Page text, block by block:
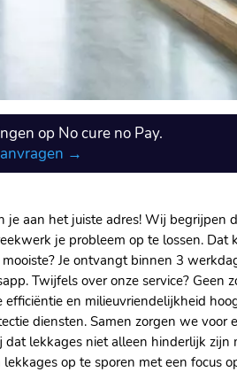
op No cure no Pay.
→
aan het juiste adres! Wij begrijpen
je probleem op te lossen. Dat
Je ontvangt binnen 3
Twijfels over onze service? Geen
en milieuvriendelijkheid
diensten. Samen zorgen we voor
lekkages niet alleen hinderlijk
op te sporen met een focus